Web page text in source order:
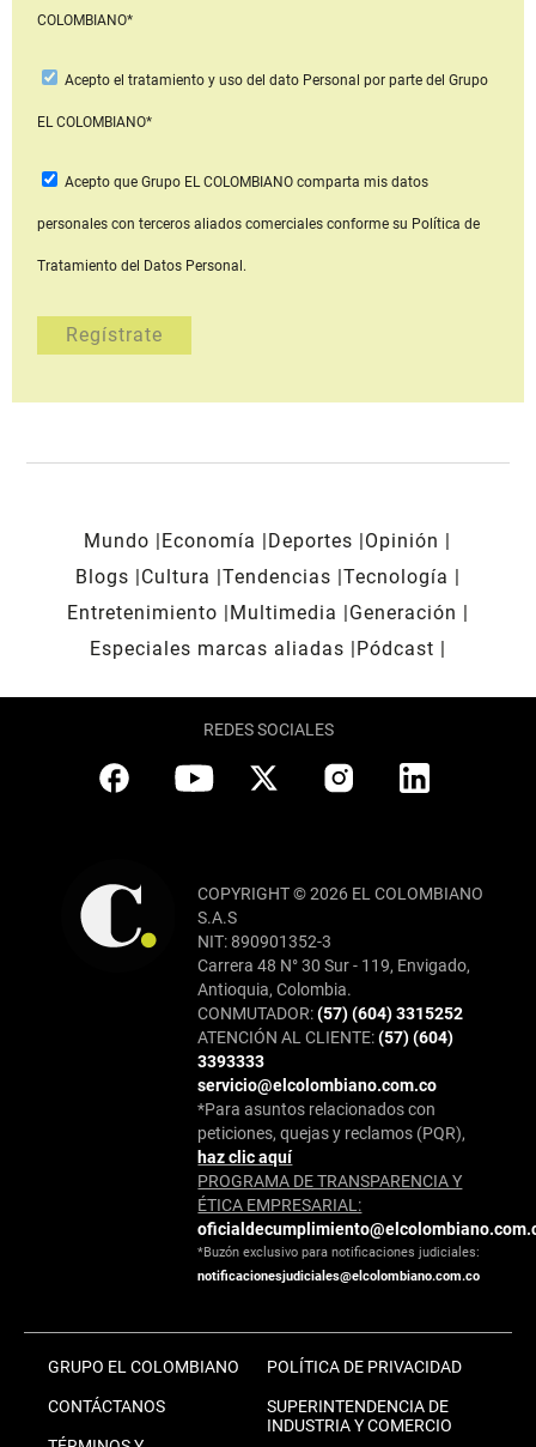
COLOMBIANO*
Acepto el tratamiento y uso del dato Personal por parte del Grupo
EL COLOMBIANO*
Acepto que Grupo EL COLOMBIANOcomparta mis datos
personales con terceros aliados comerciales conforme su Política de
Tratamiento del Datos Personal.
Mundo Economía Deportes
Opinión
Blogs
Cultura Tendencias Tecnología
Entretenimiento
Multimedia
Generación
Especiales marcas aliadas
Pódcast
REDES SOCIALES
COPYRIGHT © 2026 EL COLOMBIANO
S.A.S
NIT: 890901352-3
Carrera 48 N° 30 Sur - 119, Envigado,
Antioquia, Colombia.
CONMUTADOR:(57) (604) 3315252
ATENCIÓN AL CLIENTE:(57) (604)
3393333
servicio@elcolombiano.com.co
*Para asuntos relacionados con
peticiones, quejas y reclamos (PQR),
haz clic aquí
PROGRAMA DE TRANSPARENCIA Y
ÉTICA EMPRESARIAL:
*Buzón exclusivo para notificaciones judiciales:
notificacionesjudiciales@elcolombiano.com.co
GRUPO EL COLOMBIANO
CONTÁCTANOS
POLÍTICA DE PRIVACIDAD
SUPERINTENDENCIA DE
INDUSTRIA Y COMERCIO